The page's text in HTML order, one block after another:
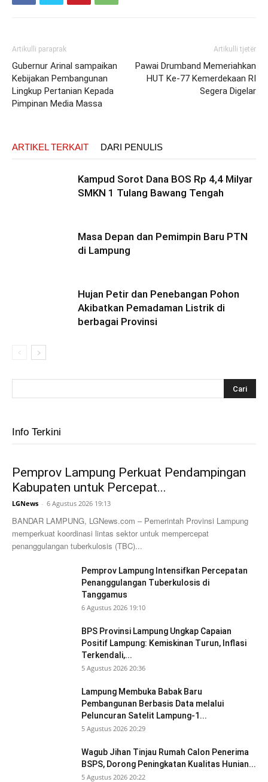
Artikulli paraprak
Gubernur Arinal sampaikan
Kebijakan Pembangunan
Lingkup Pertanian Kepada
Pimpinan Media Massa
Artikulli tjetër
Pawai Drumband Memeriahkan
HUT Ke-77 Kemerdekaan RI
Segera Digelar
ARTIKEL TERKAIT DARI PENULIS
Kampud Sorot Dana BOS Rp 4,4 Milyar
SMKN 1 Tulang Bawang Tengah
Masa Depan dan Pemimpin Baru PTN
di Lampung
Hujan Petir dan Penebangan Pohon
Akibatkan Pemadaman Listrik di
berbagai Provinsi
Info Terkini
Pemprov Lampung Perkuat Pendampingan
Kabupaten untuk Percepat...
LGNews - 6 Agustus 2026 19:13
BANDAR LAMPUNG, LGNews.com – Pemerintah Provinsi Lampung
memperkuat koordinasi lintas sektor untuk mempercepat
penanggulangan tuberkulosis (TBC)...
Pemprov Lampung Intensifkan Percepatan
Penanggulangan Tuberkulosis di
Tanggamus
6 Agustus 2026 19:10
BPS Provinsi Lampung Ungkap Capaian
Positif Lampung: Kemiskinan Turun, Inflasi
Terkendali,...
5 Agustus 2026 20:36
Lampung Membuka Babak Baru
Pembangunan Berbasis Data melalui
Peluncuran Satelit Lampung-1...
5 Agustus 2026 20:29
Wagub Jihan Tinjau Rumah Calon Penerima
BSPS, Dorong Peningkatan Kualitas Hunian...
5 Agustus 2026 20:22